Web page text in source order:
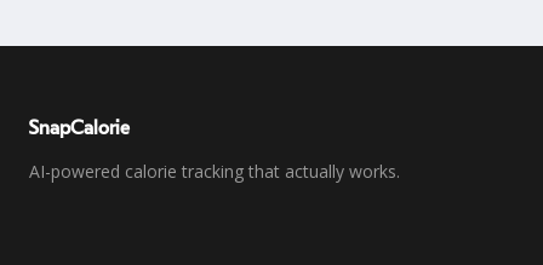
SnapCalorie
AI-powered calorie tracking that actually works.